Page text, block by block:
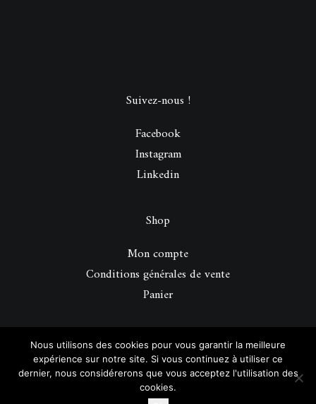
© 2026 Be Perfect Magazine.| Tous droits réservés.
Suivez-nous !
Facebook
Instagram
Linkedin
Shop
Mon compte
Conditions générales de vente
Panier
Nous utilisons des cookies pour vous garantir la meilleure
expérience sur notre site. Si vous continuez à utiliser ce
dernier, nous considérerons que vous acceptez l'utilisation des
cookies.